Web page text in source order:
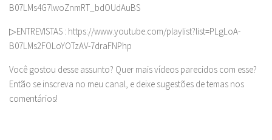
B07LMs4G7lwoZnmRT_bdOUdAuBS
▷ENTREVISTAS : https://www.youtube.com/playlist?list=PLgLoA-
B07LMs2FOLoYOTzAV-7draFNPhp
Você gostou desse assunto? Quer mais vídeos parecidos com esse?
Então se inscreva no meu canal, e deixe sugestões de temas nos
comentários!